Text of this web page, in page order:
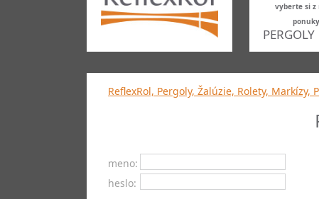
vyberte si z
ponuky
PERGOLY
ReflexRol, Pergoly, Žalúzie, Rolety, Markízy,
meno:
heslo: